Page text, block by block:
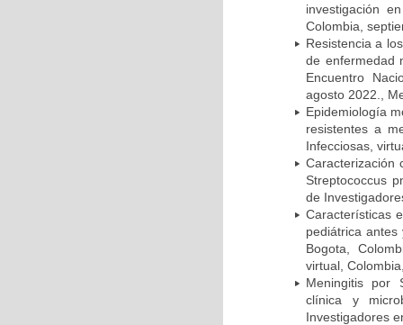
investigación
Colombia,
Resistencia a
de enfermedad
Encuentro
agosto 2022.,
Epidemiología
resistentes a
Infecciosas,
Caracterización
Streptococcus
de
Características
pediátrica
Bogota,
virtual,
Meningitis por
clínica y
Investigadores